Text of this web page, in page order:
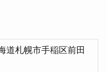
道札幌市手稲区前田